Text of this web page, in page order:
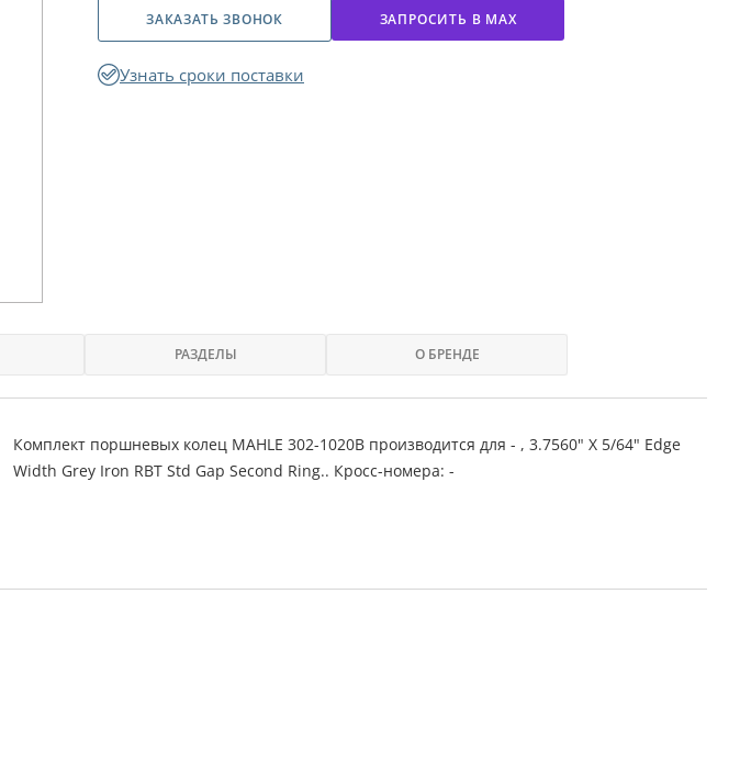
ЗАКАЗАТЬ ЗВОНОК ЗАПРОСИТЬ В МАХ
Узнать сроки поставки
РАЗДЕЛЫ О БРЕНДЕ
Комплект поршневых колец MAHLE 302-1020B производится для - , 3.7560" X 5/64" Edge
Width Grey Iron RBT Std Gap Second Ring.. Кросс-номера: -